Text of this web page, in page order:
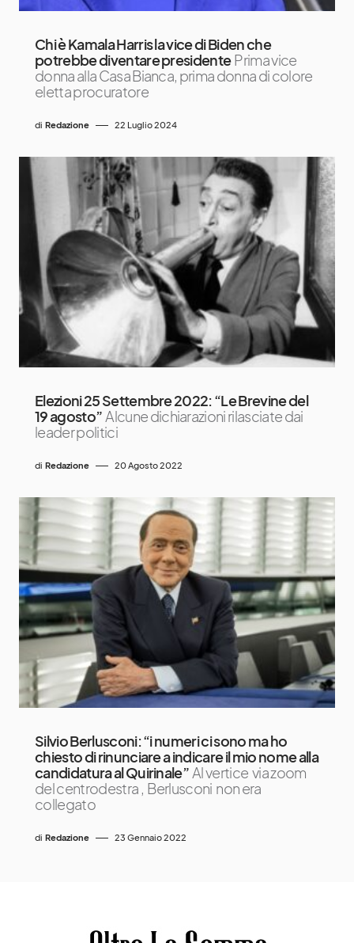
Chi è Kamala Harris la vice di Biden che
potrebbe diventare presidentePrima vice
donna alla Casa Bianca, prima donna di colore
eletta procuratore
di Redazione 22 Luglio 2024
Elezioni 25 Settembre 2022: “Le Brevine del
19 agosto” Alcune dichiarazioni rilasciate dai
leader politici
di Redazione 20 Agosto 2022
Silvio Berlusconi: “i numeri ci sono ma ho
chiesto di rinunciare a indicare il mio nome alla
candidatura al Quirinale” Al vertice via zoom
del centrodestra , Berlusconi non era
collegato
di Redazione 23 Gennaio 2022